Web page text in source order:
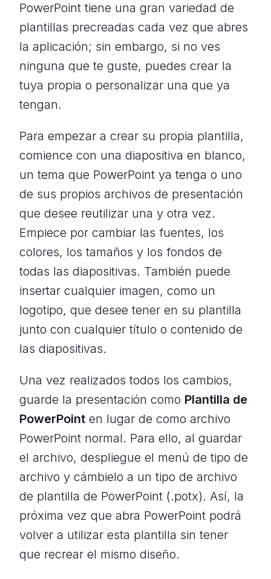
PowerPoint tiene una gran variedad de
plantillas precreadas cada vez que abres
la aplicación; sin embargo, si no ves
ninguna que te guste, puedes crear la
tuya propia o personalizar una que ya
tengan.
Para empezar a crear su propia plantilla,
comience con una diapositiva en blanco,
un tema que PowerPoint ya tenga o uno
de sus propios archivos de presentación
que desee reutilizar una y otra vez.
Empiece por cambiar las fuentes, los
colores, los tamaños y los fondos de
todas las diapositivas. También puede
insertar cualquier imagen, como un
logotipo, que desee tener en su plantilla
junto con cualquier título o contenido de
las diapositivas.
Una vez realizados todos los cambios,
guarde la presentación como Plantilla de
PowerPoint en lugar de como archivo
PowerPoint normal. Para ello, al guardar
el archivo, despliegue el menú de tipo de
archivo y cámbielo a un tipo de archivo
de plantilla de PowerPoint (.potx). Así, la
próxima vez que abra PowerPoint podrá
volver a utilizar esta plantilla sin tener
que recrear el mismo diseño.